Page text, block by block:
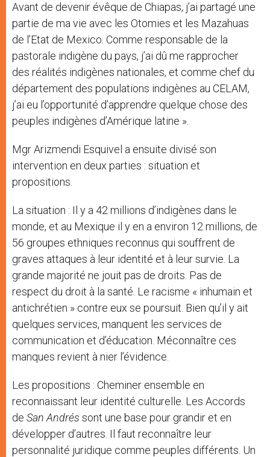
Avant de devenir évêque de Chiapas, j’ai partagé une
partie de ma vie avec les Otomies et les Mazahuas
de l’Etat de Mexico. Comme responsable de la
pastorale indigène du pays, j’ai dû me rapprocher
des réalités indigènes nationales, et comme chef du
département des populations indigènes au CELAM,
j’ai eu l’opportunité d’apprendre quelque chose des
peuples indigènes d’Amérique latine ».
Mgr Arizmendi Esquivel a ensuite divisé son
intervention en deux parties : situation et
propositions.
La situation : Il y a 42 millions d’indigènes dans le
monde, et au Mexique il y en a environ 12 millions, de
56 groupes ethniques reconnus qui souffrent de
graves attaques à leur identité et à leur survie. La
grande majorité ne jouit pas de droits. Pas de
respect du droit à la santé. Le racisme « inhumain et
antichrétien » contre eux se poursuit. Bien qu’il y ait
quelques services, manquent les services de
communication et d’éducation. Méconnaître ces
manques revient à nier l’évidence.
Les propositions : Cheminer ensemble en
reconnaissant leur identité culturelle. Les Accords
de San Andrés sont une base pour grandir et en
développer d’autres. Il faut reconnaître leur
personnalité juridique comme peuples différents. Un